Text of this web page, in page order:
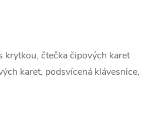
čtečka čipových karet
karet, podsvícená klávesnice,